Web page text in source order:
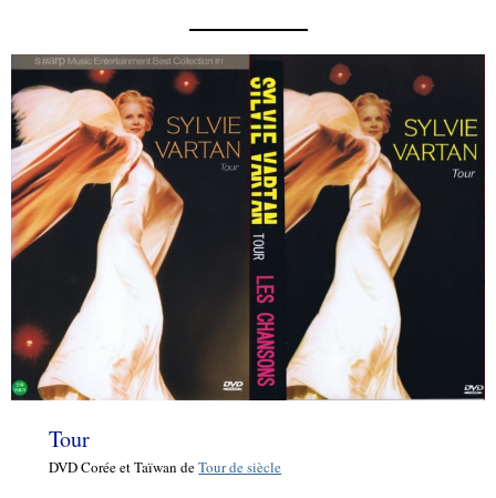
Tour
DVD Corée et Taïwan deTour de siècle